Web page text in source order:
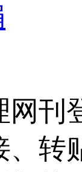
网刊
、转